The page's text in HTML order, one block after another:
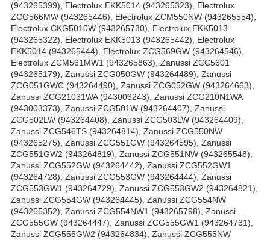
(943265399), Electrolux EKK5014 (943265323), Electrolux
ZCG566MW (943265446), Electrolux ZCM550NW (943265554),
Electrolux CKG5010W (943265730), Electrolux EKK5013
(943265322), Electrolux EKK5013 (943265442), Electrolux
EKK5014 (943265444), Electrolux ZCG569GW (943264546),
Electrolux ZCM561MW1 (943265863), Zanussi ZCC5601
(943265179), Zanussi ZCG050GW (943264489), Zanussi
ZCG051GWC (943264490), Zanussi ZCG052GW (943264663),
Zanussi ZCG21031WA (943003243), Zanussi ZCG210N1WA
(943003373), Zanussi ZCG501W (943264407), Zanussi
ZCG502LW (943264408), Zanussi ZCG503LW (943264409),
Zanussi ZCG546TS (943264814), Zanussi ZCG550NW
(943265275), Zanussi ZCG551GW (943264595), Zanussi
ZCG551GW2 (943264819), Zanussi ZCG551NW (943265548),
Zanussi ZCG552GW (943264442), Zanussi ZCG552GW1
(943264728), Zanussi ZCG553GW (943264444), Zanussi
ZCG553GW1 (943264729), Zanussi ZCG553GW2 (943264821),
Zanussi ZCG554GW (943264445), Zanussi ZCG554NW
(943265352), Zanussi ZCG554NW1 (943265798), Zanussi
ZCG555GW (943264447), Zanussi ZCG555GW1 (943264731),
Zanussi ZCG555GW2 (943264834), Zanussi ZCG555NW